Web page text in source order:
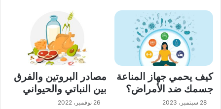
كيف يحمي جهاز المناعة
جسمك ضد الأمراض؟
28 سبتمبر، 2023
مصادر البروتين والفرق
بين النباتي والحيواني
26 نوفمبر، 2022